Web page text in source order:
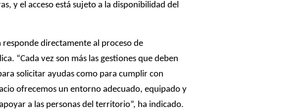
y el acceso está sujeto a la disponibilidad del
directamente al proceso de
“Cada vez son más las gestiones que deben
solicitar ayudas como para cumplir con
ofrecemos un entorno adecuado, equipado y
a las personas del territorio”, ha indicado.